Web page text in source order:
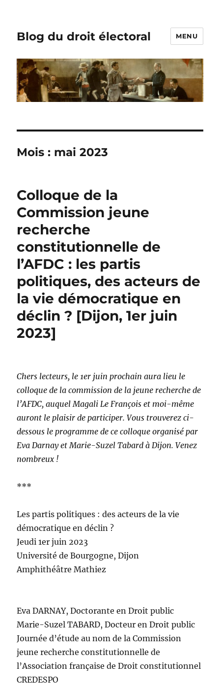
Blog du droit électoral MENU
Mois : mai 2023
Colloque de la
Commission jeune
recherche
constitutionnelle de
l’AFDC : les partis
politiques, des acteurs de
la vie démocratique en
déclin ? [Dijon, 1er juin
2023]
Chers lecteurs, le 1er juin prochain aura lieu le
colloque de la commission de la jeune recherche de
l’AFDC, auquel Magali Le François et moi-même
auront le plaisir de participer. Vous trouverez ci-
dessous le programme de ce colloque organisé par
Eva Darnay et Marie-Suzel Tabard à Dijon. Venez
nombreux !
***
Les partis politiques : des acteurs de la vie
démocratique en déclin ?
Jeudi 1er juin 2023
Université de Bourgogne, Dijon
Amphithéâtre Mathiez
Eva DARNAY, Doctorante en Droit public
Marie-Suzel TABARD, Docteur en Droit public
Journée d’étude au nom de la Commission
jeune recherche constitutionnelle de
l’Association française de Droit constitutionnel
CREDESPO